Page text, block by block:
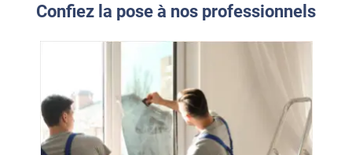
Confiez la pose à nos professionnels